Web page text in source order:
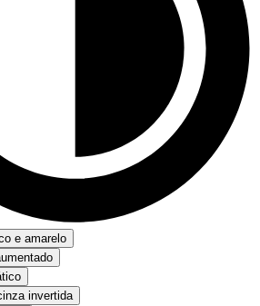
e amarelo
invertida